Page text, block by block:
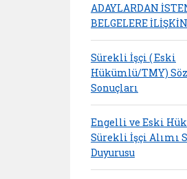
ADAYLARDAN
BELGELERE
Sürekli İşçi ( Eski
Hükümlü/TMY)
Sonuçları
Engelli ve Eski
Sürekli İşçi Alımı
Duyurusu